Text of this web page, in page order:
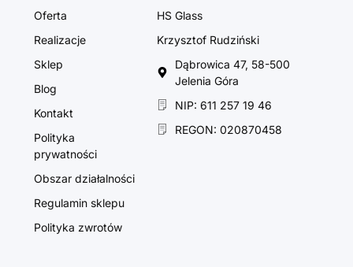
Oferta
Realizacje
Sklep
Blog
Kontakt
Polityka
prywatności
Obszar działalności
Regulamin sklepu
Polityka zwrotów
HS Glass
Krzysztof Rudziński
Dąbrowica 47, 58-500
Jelenia Góra
NIP: 611 257 19 46
REGON: 020870458